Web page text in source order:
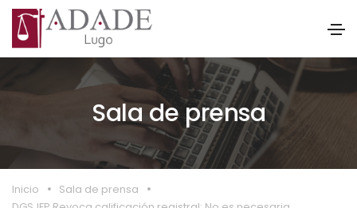
Sala de prensa
Inicio
Sala de prensa